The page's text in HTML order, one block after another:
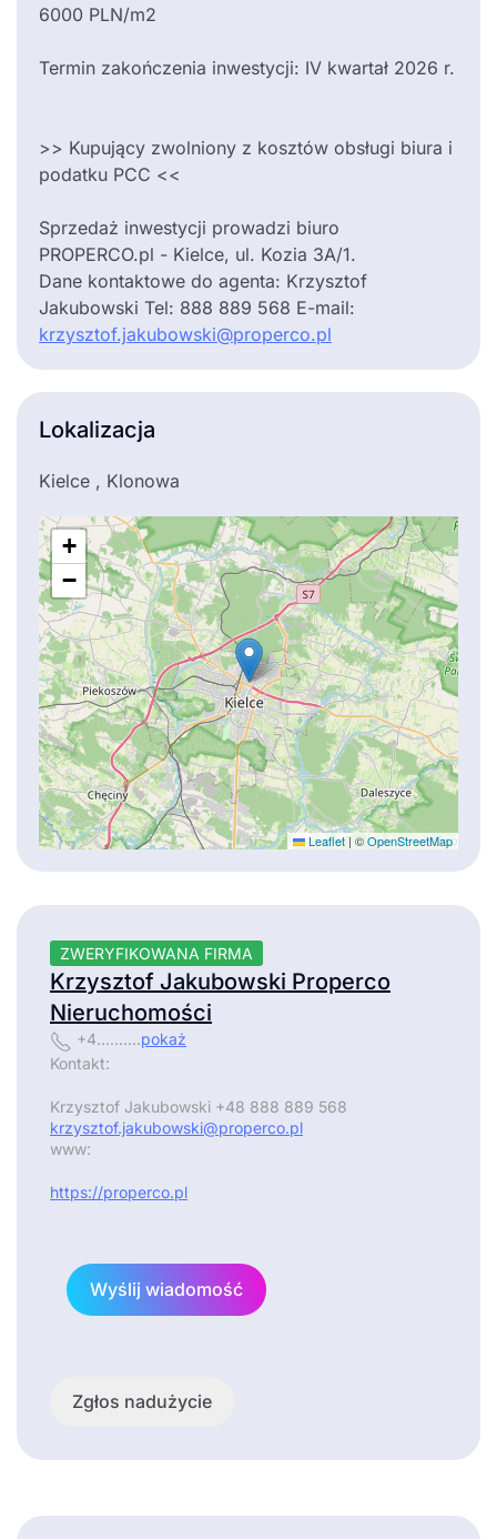
6000 PLN/m2
Termin zakończenia inwestycji: IV kwartał 2026 r.
>> Kupujący zwolniony z kosztów obsługi biura i
podatku PCC <<
Sprzedaż inwestycji prowadzi biuro
PROPERCO.pl - Kielce, ul. Kozia 3A/1.
Dane kontaktowe do agenta: Krzysztof
Jakubowski Tel: 888 889 568 E-mail:
krzysztof.jakubowski@properco.pl
Lokalizacja
Kielce , Klonowa
+
−
Leaflet | ©OpenStreetMap
ZWERYFIKOWANA FIRMA
Krzysztof Jakubowski Properco
Nieruchomości
+4..........pokaż
Kontakt:
Krzysztof Jakubowski +48 888 889 568
krzysztof.jakubowski@properco.pl
www:
https://properco.pl
Wyślij wiadomość
Zgłos nadużycie